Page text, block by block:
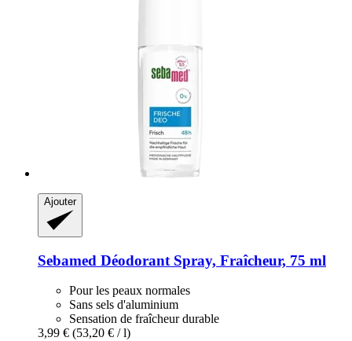
Ajouter
Sebamed Déodorant Spray, Fraîcheur, 75 ml
Pour les peaux normales
Sans sels d'aluminium
Sensation de fraîcheur durable
3,99 € (53,20 € / l)